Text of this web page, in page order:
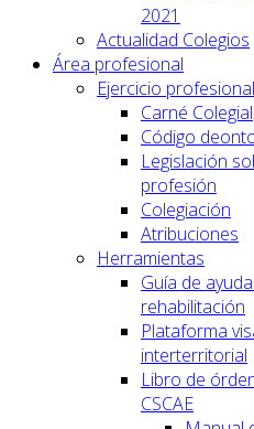
2021
Actualidad Colegios
Área profesional
Ejercicio profesional
Carné Colegial
Código
Legislación
profesión
Colegiación
Atribuciones
Herramientas
Guía de
rehabilitación
Plataforma
interterritorial
Libro de
CSCAE